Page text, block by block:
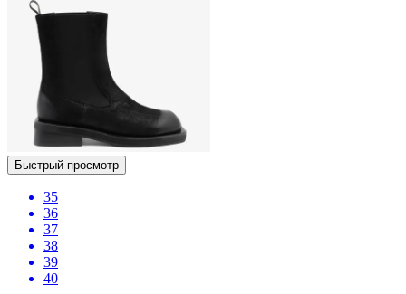
Быстрый просмотр
35
36
37
38
39
40